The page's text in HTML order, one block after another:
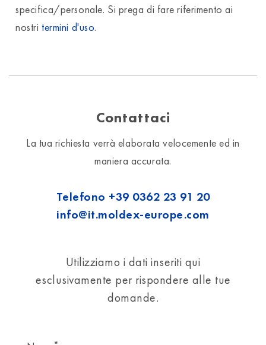
specifica/personale. Si prega di fare riferimento ai
nostri termini d'uso.
Contattaci
La tua richiesta verrà elaborata velocemente ed in
maniera accurata.
Telefono +39 0362 23 91 20
info@it.moldex-europe.com
Utilizziamo i dati inseriti qui
esclusivamente per rispondere alle tue
domande.